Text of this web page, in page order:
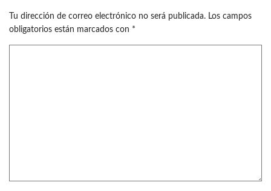
Tu dirección de correo electrónico no será publicada. Los campos
obligatorios están marcados con *